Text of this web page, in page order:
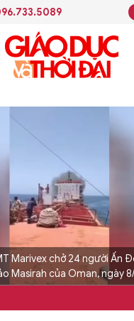
Marivex chở 24 người Ấn
Masirah của Oman, ngày